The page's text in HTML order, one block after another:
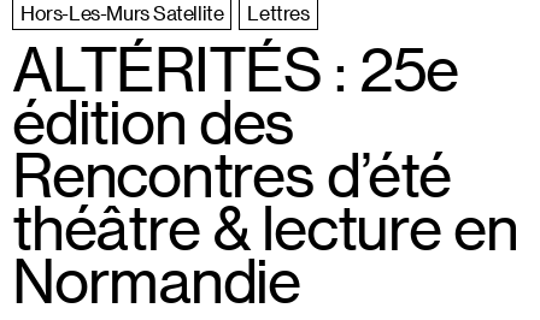
Hors-Les-Murs Satellite
Lettres
ALTÉRITÉS : 25e
édition des
Rencontres d’été
théâtre & lecture en
Normandie